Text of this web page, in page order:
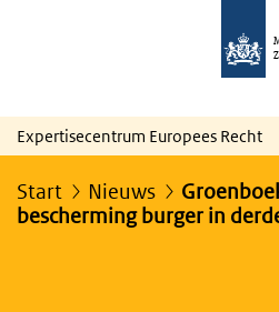
Expertisecentrum Europees Recht
Start Nieuws
bescherming burger in